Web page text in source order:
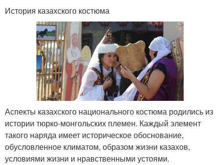
История казахского костюма
Аспекты казахского национального костюма родились из
истории тюрко-монгольских племен. Каждый элемент
такого наряда имеет историческое обоснование,
обусловленное климатом, образом жизни казахов,
условиями жизни и нравственными устоями.